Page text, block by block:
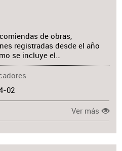
de obras,
registradas desde el año
se incluye el…
02
Ver más